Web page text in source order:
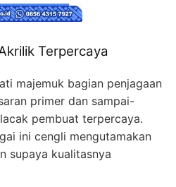
Terpercaya
majemuk bagian penjagaan
primer dan sampai-
pembuat terpercaya.
ini cengli mengutamakan
supaya kualitasnya